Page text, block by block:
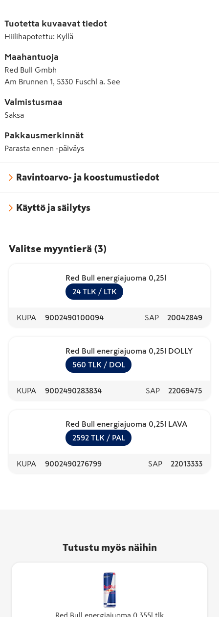
Tuotetta kuvaavat tiedot
Hiilihapotettu: Kyllä
Maahantuoja
Red Bull Gmbh
Am Brunnen 1, 5330 Fuschl a. See
Valmistusmaa
Saksa
Pakkausmerkinnät
Parasta ennen -päiväys
Ravintoarvo- ja koostumustiedot
Käyttö ja säilytys
Valitse myyntierä (3)
Red Bull energiajuoma 0,25l
24 TLK / LTK
KUPA 9002490100094 SAP 20042849
Red Bull energiajuoma 0,25l DOLLY
560 TLK / DOL
KUPA 9002490283834 SAP 22069475
Red Bull energiajuoma 0,25l LAVA
2592 TLK / PAL
KUPA 9002490276799 SAP 22013333
Tutustu myös näihin
Red Bull energiajuoma 0,355l tlk